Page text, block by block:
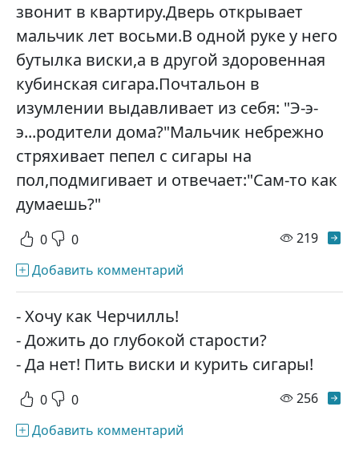
звонит в квартиру.Дверь открывает
мальчик лет восьми.В одной руке у него
бутылка виски,а в другой здоровенная
кубинская сигара.Почтальон в
изумлении выдавливает из себя: "Э-э-
э...родители дома?"Мальчик небрежно
стряхивает пепел с сигары на
пол,подмигивает и отвечает:"Сам-то как
думаешь?"
0 0 219
Добавить комментарий
- Хочу как Черчилль!
- Дожить до глубокой старости?
- Да нет! Пить виски и курить сигары!
0 0 256
Добавить комментарий